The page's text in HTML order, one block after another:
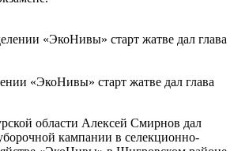
«ЭкоНивы» старт жатве дал глава
области Алексей Смирнов дал
кампании в селекционно-